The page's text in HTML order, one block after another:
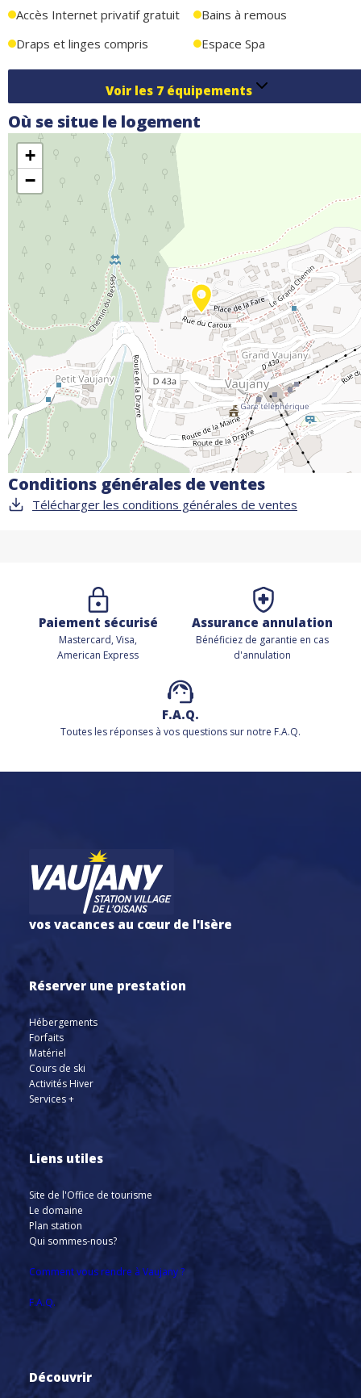
Accès Internet privatif gratuit
Bains à remous
Draps et linges compris
Espace Spa
Voir les 7 équipements
Où se situe le logement
+
−
Conditions générales de ventes
Télécharger les conditions générales de ventes
Paiement sécurisé
Mastercard, Visa,
American Express
Assurance annulation
Bénéficiez de garantie en cas
d'annulation
F.A.Q.
Toutes les réponses à vos questions sur notre F.A.Q.
vos vacances au cœur de l'Isère
Réserver une prestation
Hébergements
Forfaits
Matériel
Cours de ski
Activités Hiver
Services +
Liens utiles
Site de l'Office de tourisme
Le domaine
Plan station
Qui sommes-nous?
Comment vous rendre à Vaujany ?
F.A.Q.
Découvrir